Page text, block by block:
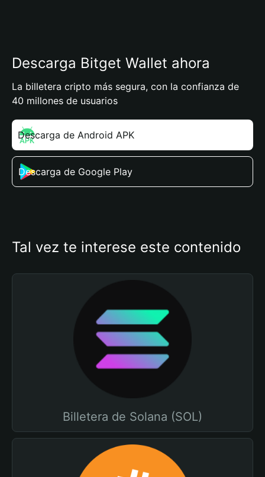
Descarga Bitget Wallet ahora
La billetera cripto más segura, con la confianza de
40 millones de usuarios
Descarga de Android APK
Descarga de Google Play
Tal vez te interese este contenido
Billetera de Solana (SOL)